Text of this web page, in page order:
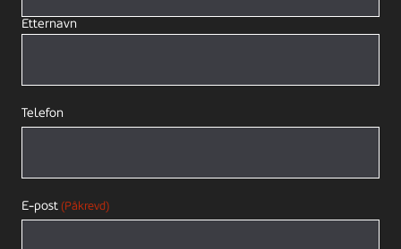
Etternavn
Telefon
E-post (Påkrevd)